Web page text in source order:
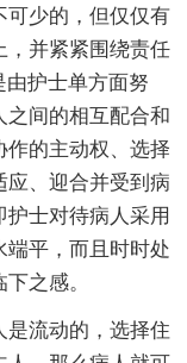
少的，但仅仅有
，并紧紧围绕责任
由护士单方面努
间的相互配合和
作的主动权、选择
应、迎合并受到病
士对待病人采用
端平，而且时时处
之感。
流动的，选择住